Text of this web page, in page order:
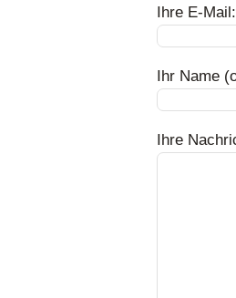
Ihre E-Mail:
Ihr Name
Ihre